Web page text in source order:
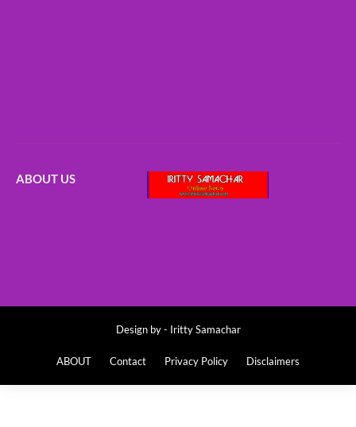
ABOUT US
Design by - Iritty Samachar
ABOUT Contact Privacy Policy Disclaimers